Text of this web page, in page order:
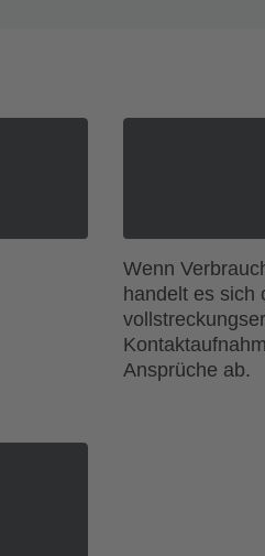
Wenn
handelt es sich
Ansprüche ab.